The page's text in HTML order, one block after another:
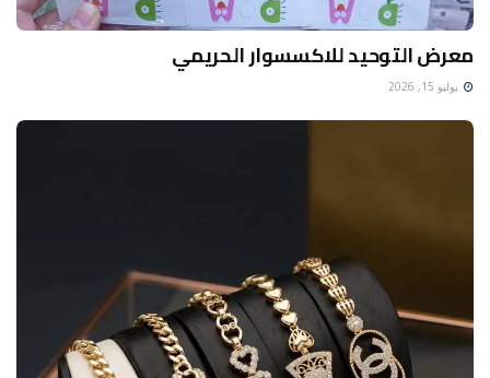
معرض التوحيد للاكسسوار الحريمي
يوليو 15, 2026